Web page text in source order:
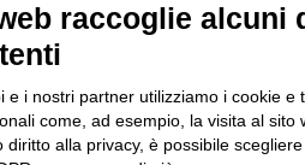
Copyright 2023 © ISTITUTO
raccoglie alcuni
e i nostri partner utilizziamo i cookie
come, ad esempio, la visita al sito
diritto alla privacy, è possibile